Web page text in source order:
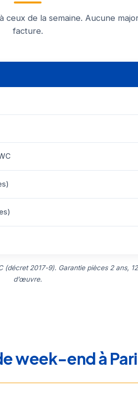
ceux de la semaine. Aucune
facture.
(décret 2017-9). Garantie pièces 2 ans,
d’œuvre.
week-end à